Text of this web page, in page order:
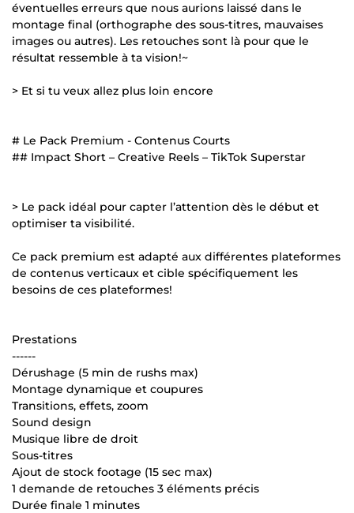
éventuelles erreurs que nous aurions laissé dans le
montage final (orthographe des sous-titres, mauvaises
images ou autres). Les retouches sont là pour que le
résultat ressemble à ta vision!~
> Et si tu veux allez plus loin encore
# Le Pack Premium - Contenus Courts
## Impact Short – Creative Reels – TikTok Superstar
> Le pack idéal pour capter l’attention dès le début et
optimiser ta visibilité.
Ce pack premium est adapté aux différentes plateformes
de contenus verticaux et cible spécifiquement les
besoins de ces plateformes!
Prestations
------
Dérushage (5 min de rushs max)
Montage dynamique et coupures
Transitions, effets, zoom
Sound design
Musique libre de droit
Sous-titres
Ajout de stock footage (15 sec max)
1 demande de retouches 3 éléments précis
Durée finale 1 minutes